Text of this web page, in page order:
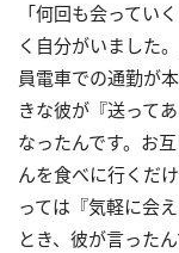
「何回も会ってい
く自分がいました
員電車での通勤が
きな彼が『送って
なったんです。お
んを食べに行くだ
っては『気軽に会
とき、彼が言った